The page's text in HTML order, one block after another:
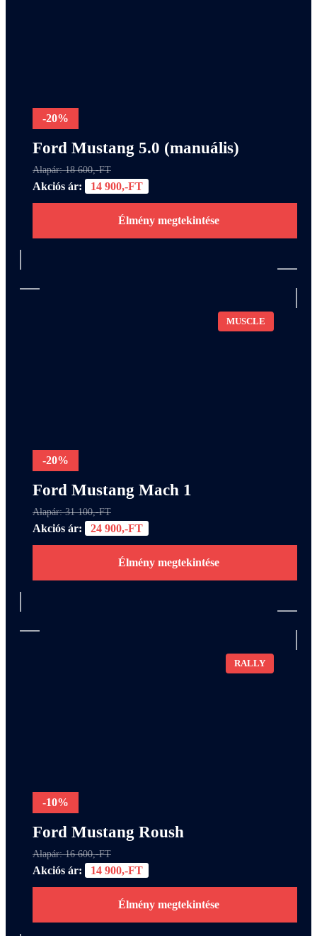
-20%
Ford Mustang 5.0 (manuális)
Alapár: 18 600,-FT
Akciós ár: 14 900,-FT
Élmény megtekintése
MUSCLE
-20%
Ford Mustang Mach 1
Alapár: 31 100,-FT
Akciós ár: 24 900,-FT
Élmény megtekintése
RALLY
-10%
Ford Mustang Roush
Alapár: 16 600,-FT
Akciós ár: 14 900,-FT
Élmény megtekintése